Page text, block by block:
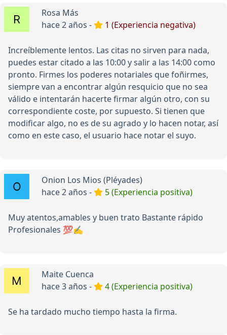
Rosa Más
hace 2 años -
1 (Experiencia negativa)
Increíblemente lentos. Las citas no sirven para nada,
puedes estar citado a las 10:00 y salir a las 14:00 como
pronto. Firmes los poderes notariales que foñirmes,
siempre van a encontrar algún resquicio que no sea
válido e intentarán hacerte firmar algún otro, con su
correspondiente coste, por supuesto. Si tienen que
modificar algo, no es de su agrado y lo hacen notar, así
como en este caso, el usuario hace notar el suyo.
Onion Los Mios (Pléyades)
hace 2 años -
5 (Experiencia positiva)
Muy atentos,amables y buen trato Bastante rápido
Profesionales 💯✍️
Maite Cuenca
hace 3 años -
4 (Experiencia positiva)
Se ha tardado mucho tiempo hasta la firma.